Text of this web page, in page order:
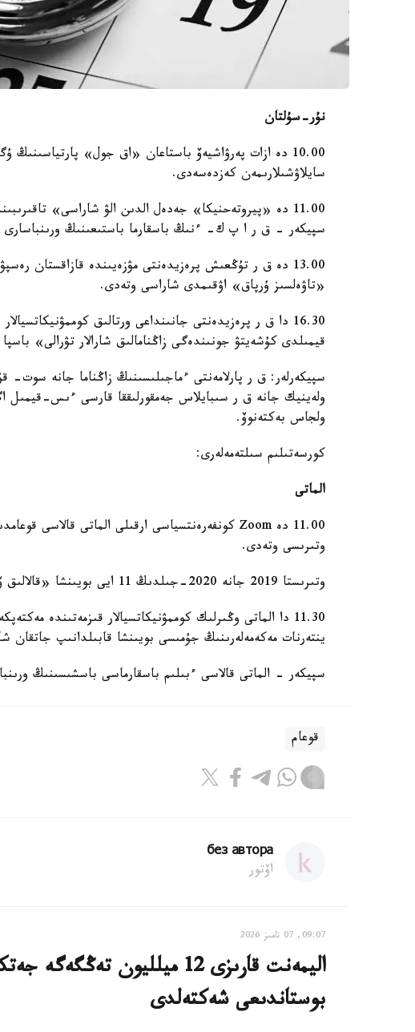
نۇر-سۇلتان
10.00 دە ازات پەرۋاشيەۆ باستاعان «اق جول»
سايلاۋشىلارىمەن كەزدەسەدى.
11.00 دە «پيروتەحنيكا» جەدەل الدىن الۋ شاراسى»
سپيكەر - ق ر ا پ ك- ءنىڭ باسقارما باستىعىنىڭ ورىنباسارى
«تاۋەلسىز ۇرپاق» اۋقىمدى شاراسى وتەدى.
16.30 دا ق ر پرەزيدەنتى جانىنداعى ورتالىق
قيمىلدى كۇشەيتۋ جونىندەگى زاڭنامالىق شارالار تۋرالى»
سپيكەرلەر: ق ر پارلامەنتى ءماجىلىسىنىڭ زاڭناما جانە سوت-
ولەينيك جانە ق ر سىبايلاس جەمقورلىققا قارسى ءىس-قيمىل
ولجاس بەكتەنوۆ.
كورسەتىلىم سىلتەمەلەرى:
الماتى
وتىرىسى وتەدى.
وتىرىستا 2019 جانە 2020-جىلدىڭ 11 ايى بويىنشا «قالالىق ۆەتەرينارلىق قىزمەت» ش ج ق ەسەبى تىڭدالادى.
11.30 دا الماتى وڭىرلىك كوممۋنيكاتسيالار قىزمەتىندە
ينتەرنات مەكەمەلەرىنىڭ جۇمىسى بويىنشا قابىلدانىپ جاتقان
سپيكەر - الماتى قالاسى ءبىلىم باسقارماسى باسشىسىنىڭ
قوعام
без автора
اۆتور
09:07, 07 تامىز 2026
اليمەنت قارىزى 12 ميلليون
بوستاندىعى شەكتەلدى